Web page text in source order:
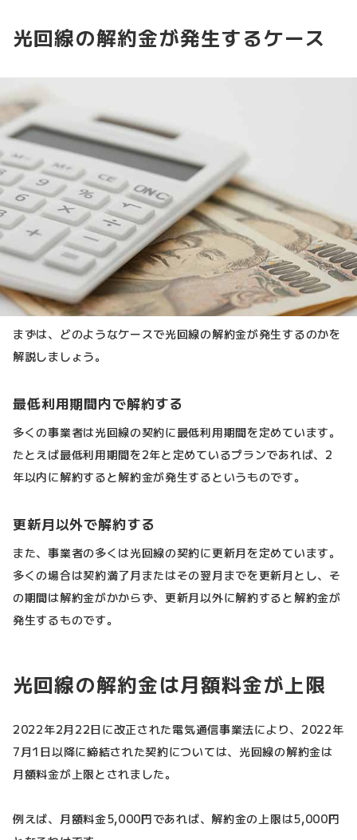
光回線の解約金が発生するケース
まずは、どのようなケースで光回線の解約金が発生するのかを
解説しましょう。
最低利用期間内で解約する
多くの事業者は光回線の契約に最低利用期間を定めています。
たとえば最低利用期間を2年と定めているプランであれば、2
年以内に解約すると解約金が発生するというものです。
更新月以外で解約する
また、事業者の多くは光回線の契約に更新月を定めています。
多くの場合は契約満了月またはその翌月までを更新月とし、そ
の期間は解約金がかからず、更新月以外に解約すると解約金が
発生するものです。
光回線の解約金は月額料金が上限
2022年2月22日に改正された電気通信事業法により、2022年
7月1日以降に締結された契約については、光回線の解約金は
月額料金が上限とされました。
例えば、月額料金5,000円であれば、解約金の上限は5,000円